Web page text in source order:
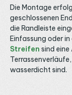
Feuchträume und
dieselbe Variante
Einsatzbereich,
Anschluss eignen
sowie
Anschlüsse sind
Lichtfarbe,
gerne telefonisch,
Die Montage
geschlossenen
die Randleiste
Einfassung oder
Streifen sind
wasserdicht sind.